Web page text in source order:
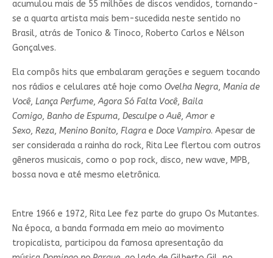
acumulou mais de 55 milhões de discos vendidos, tornando-
se a quarta artista mais bem-sucedida neste sentido no
Brasil, atrás de Tonico & Tinoco, Roberto Carlos e Nélson
Gonçalves.
Ela compôs hits que embalaram gerações e seguem tocando
nos rádios e celulares até hoje como Ovelha Negra, Mania de
Você, Lança Perfume,Agora Só Falta Você, Baila
Comigo, Banho de Espuma, Desculpe o Auê,Amor e
Sexo, Reza, Menino Bonito, Flagrae Doce Vampiro. Apesar de
ser considerada a rainha do rock, Rita Lee flertou com outros
gêneros musicais, como o pop rock, disco, new wave, MPB,
bossa nova e até mesmo eletrônica.
Entre 1966 e 1972, Rita Lee fez parte do grupo Os Mutantes.
Na época, a banda formada em meio ao movimento
tropicalista, participou da famosa apresentação da